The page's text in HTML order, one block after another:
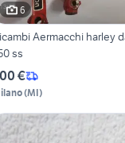
6
Aermacchi harley
ss
€
(MI)